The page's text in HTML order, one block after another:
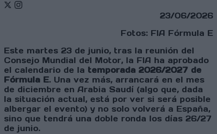
Twitter
Instagram
23/06/2026
Fotos: FIA Fórmula E
Este martes 23 de junio, tras la reunión del
Consejo Mundial del Motor, la FIA ha aprobado
el calendario de la temporada 2026/2027 de
Fórmula E. Una vez más, arrancará en el mes
de diciembre en Arabia Saudí (algo que, dada
la situación actual, está por ver si será posible
albergar el evento) y no solo volverá a España,
sino que tendrá una doble ronda los días 26/27
de junio.